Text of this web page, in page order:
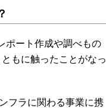
ポート作成や調べもの
もに触ったことがなっ
フラに関わる事業に携